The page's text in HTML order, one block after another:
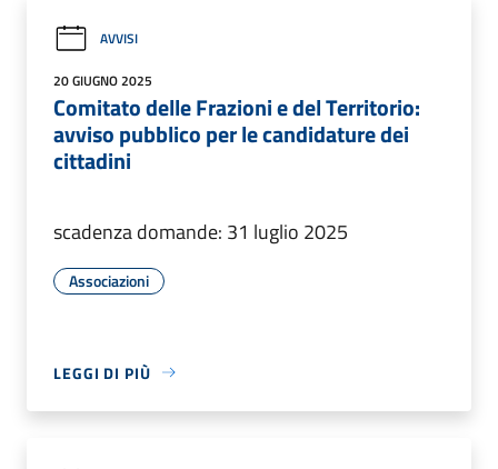
AVVISI
20 GIUGNO 2025
Comitato delle Frazioni e del Territorio:
avviso pubblico per le candidature dei
cittadini
scadenza domande: 31 luglio 2025
Associazioni
LEGGI DI PIÙ